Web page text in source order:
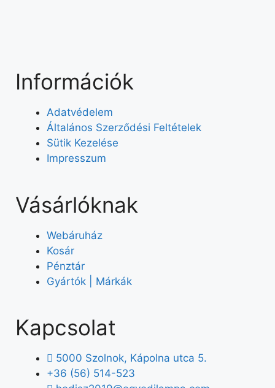
Információk
Adatvédelem
Általános Szerződési Feltételek
Sütik Kezelése
Impresszum
Vásárlóknak
Webáruház
Kosár
Pénztár
Gyártók | Márkák
Kapcsolat
5000 Szolnok, Kápolna utca 5.
+36 (56) 514-523